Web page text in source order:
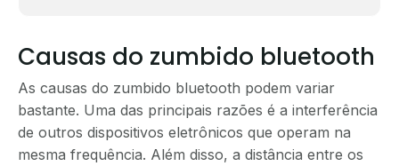
Causas do zumbido bluetooth
As causas do zumbido bluetooth podem variar
bastante. Uma das principais razões é a interferência
de outros dispositivos eletrônicos que operam na
mesma frequência. Além disso, a distância entre os